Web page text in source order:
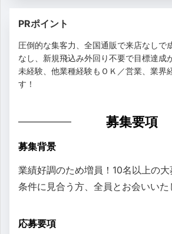
PRポイント
圧倒的な集客力、全国通販で来店なしで
なし、新規飛込み外回り不要で目標達成
未経験、他業種経験もＯＫ／営業、業界
す！
募集要項
募集背景
業績好調のため増員！10名以上の大
条件に見合う方、全員とお会いいた
応募要項